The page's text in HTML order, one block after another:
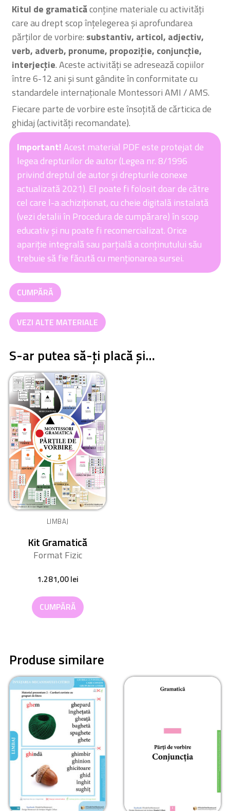
Kitul de gramaticăconține materiale cu activități
care au drept scop înțelegerea și aprofundarea
părților de vorbire: substantiv, articol, adjectiv,
verb, adverb, pronume, propoziție, conjuncție,
interjecție. Aceste activități se adresează copiilor
între 6-12 ani și sunt gândite în conformitate cu
standardele internaționale Montessori AMI / AMS.
Fiecare parte de vorbire este însoțită de cărticica de
ghidaj (activități recomandate).
Important!Acest material PDF este protejat de
legea drepturilor de autor (Legea nr. 8/1996
privind dreptul de autor și drepturile conexe
actualizată 2021). El poate fi folosit doar de către
cel care l-a achiziționat, cu cheie digitală instalată
(vezi detalii în Procedura de cumpărare) în scop
educativ și nu poate fi recomercializat. Orice
apariție integrală sau parțială a conținutului său
trebuie să fie făcută cu menționarea sursei.
Cantitate
Kit
Gramatică
CUMPĂRĂ
VEZI ALTE MATERIALE
S-ar putea să-ți placă și…
LIMBAJ
Kit Gramatică
Format Fizic
1.281,00lei
CUMPĂRĂ
Produse similare